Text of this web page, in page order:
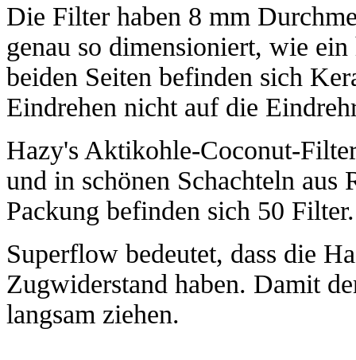
Die Filter haben 8 mm
genau so dimensioniert, wie
beiden Seiten befinden sich
Eindrehen nicht auf die
Hazy's Aktikohle-Coconut-
und in schönen Schachteln
Packung befinden sich 50 Filter.
Superflow bedeutet, dass die
Zugwiderstand haben. Damit
langsam ziehen.